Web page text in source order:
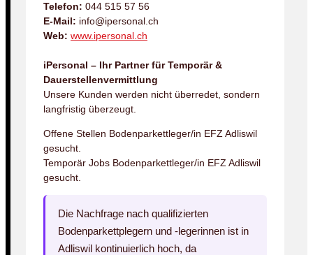
Telefon: 044 515 57 56
E-Mail: info@ipersonal.ch
Web: www.ipersonal.ch
iPersonal – Ihr Partner für Temporär &
Dauerstellenvermittlung
Unsere Kunden werden nicht überredet, sondern
langfristig überzeugt.
Offene Stellen Bodenparkettleger/in EFZ Adliswil
gesucht.
Temporär Jobs Bodenparkettleger/in EFZ Adliswil
gesucht.
Die Nachfrage nach qualifizierten
Bodenparkettplegern und -legerinnen ist in
Adliswil kontinuierlich hoch, da